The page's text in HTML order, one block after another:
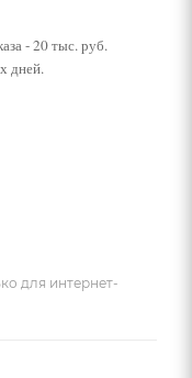
- 20 тыс. руб.
дней.
для интернет-